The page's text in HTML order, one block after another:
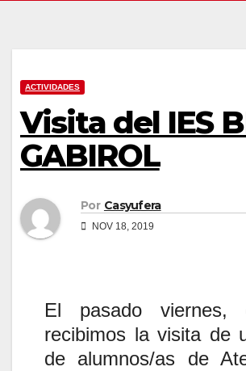
ACTIVIDADES
Visita del IES
GABIROL
Por Casyufera
NOV 18, 2019
El pasado viernes,
recibimos la visita de
de alumnos/as de